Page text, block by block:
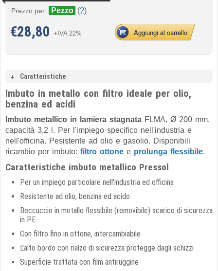
Prezzo per: Pezzo (?)
€28,80 +IVA 22% Aggiungi al carrello
Caratteristiche
Imbuto in metallo con filtro ideale per olio,
benzina ed acidi
Imbuto metallico in lamiera stagnata FLMA, Ø 200 mm,
capacità 3,2 l. Per l'impiego specifico nell'industria e
nell'officina. Pesistente ad olio e gasolio. Disponibili
ricambio per imbuto: filtro ottone e prolunga flessibile.
Caratteristiche imbuto metallico Pressol
Per un impiego particolare nell'industria ed officina
Resistente ad olio, benzina ed acido
Beccuccio in metallo flessibile (removibile) scarico di sicurezza
in PE
Con filtro fino in ottone, intercambiabile
L'alto bordo con rialzo di sicurezza protegge dagli schizzi
Superficie trattata con film antiruggine